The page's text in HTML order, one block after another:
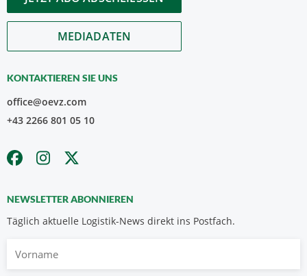
MEDIADATEN
KONTAKTIEREN SIE UNS
office@oevz.com
+43 2266 801 05 10
NEWSLETTER ABONNIEREN
Täglich aktuelle Logistik-News direkt ins Postfach.